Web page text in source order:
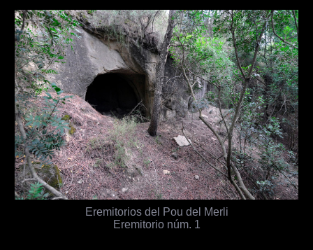
Eremitorios del Pou del Merli
Eremitorio núm. 1